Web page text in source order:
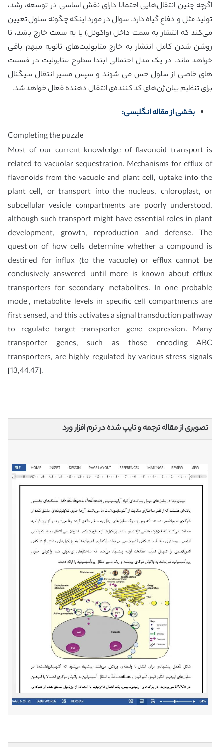
اگرچه چنین انتقال‌هایی احتمالا دارای نقش اساسی در توسعه، رشد،
تولید مثل و دفاع گیاه دارد. سوال در مورد اینکه چگونه سلول تعیین
می‌کند که انتشار به سمت داخل (واکوئل) یا به سمت خارج باشد، تا
روشن شدن کامل انتشار به خارج متابولیت‌های ثانویه مبهم باقی
خواهد ماند. در یک مدل احتمالی ابتدا سطوح متابولیت در قسمت
های خاصی از سلول حس می شوند و سپس مسیر انتقال سیگنال
برای تنظیم بیان ژن‌های کد کننده‌ی انتقال دهنده فعال خواهد شد.
بخشی از مقاله انگلیسی:
Completing the puzzle
Most of our current knowledge of flavonoid transport is
related to vacuolar sequestration. Mechanisms for efflux of
flavonoids from the vacuole and plant cell, uptake into the
plant cell, or transport into the nucleus, chloroplast, or
subcellular vesicle compartments are poorly understood,
although such transport might have essential roles in plant
development, growth, reproduction and defense. The
question of how cells determine whether a compound is
destined for influx (to the vacuole) or efflux cannot be
conclusively answered until more is known about efflux
transporters for secondary metabolites. In one probable
model, metabolite levels in specific cell compartments are
first sensed, and this activates a signal transduction pathway
to regulate target transporter gene expression. Many
transporter genes, such as those encoding ABC
transporters, are highly regulated by various stress signals
[13,44,47].
تصویری از مقاله ترجمه و تایپ شده در نرم افزار ورد